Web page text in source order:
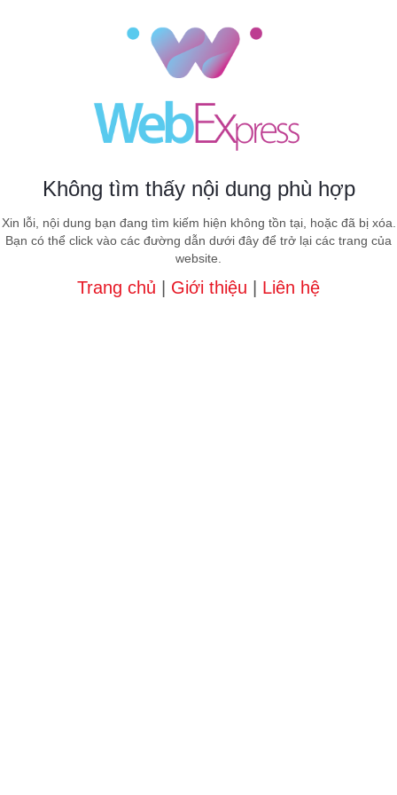
Không tìm thấy nội dung phù hợp
Xin lỗi, nội dung bạn đang tìm kiếm hiện không tồn tại, hoặc đã bị xóa.
Bạn có thể click vào các đường dẫn dưới đây để trở lại các trang của
website.
Trang chủ Giới thiệu Liên hệ